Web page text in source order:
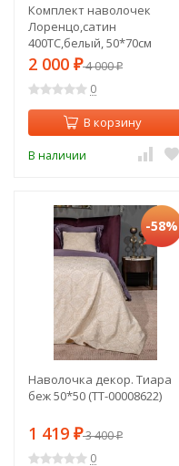
Комплект наволочек
Лоренцо,сатин
400TC,белый, 50*70см
(2шт) (TT-00014767)
2 000 ₽4 000₽
0
В корзину
В наличии
-58%
Наволочка декор. Тиара
беж 50*50 (TT-00008622)
1 419 ₽3 400₽
0